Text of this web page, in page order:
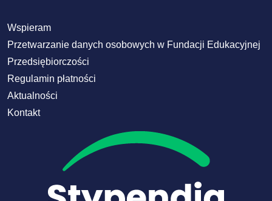
Wspieram
Przetwarzanie danych osobowych w Fundacji Edukacyjnej
Przedsiębiorczości
Regulamin płatności
Aktualności
Kontakt